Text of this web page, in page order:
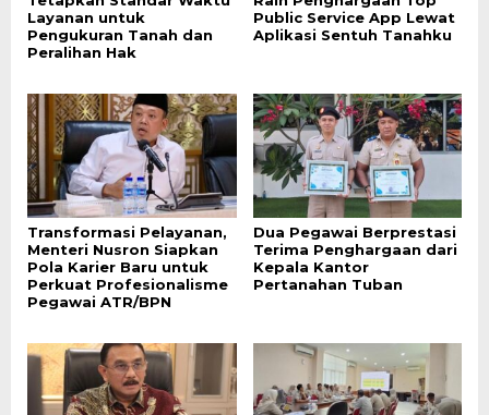
Layanan untuk
Pengukuran Tanah dan
Peralihan Hak
Public Service App Lewat
Aplikasi Sentuh Tanahku
Transformasi Pelayanan,
Menteri Nusron Siapkan
Pola Karier Baru untuk
Perkuat Profesionalisme
Pegawai ATR/BPN
Dua Pegawai Berprestasi
Terima Penghargaan dari
Kepala Kantor
Pertanahan Tuban